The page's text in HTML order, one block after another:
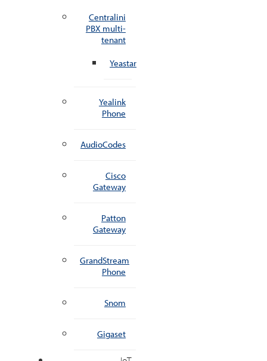
Centralini
PBX multi-
tenant
Yeastar
Yealink
Phone
AudioCodes
Cisco
Gateway
Patton
Gateway
GrandStream
Phone
Snom
Gigaset